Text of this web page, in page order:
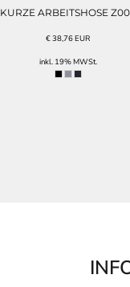
KURZE ARBEITSHOSE
€38,76EUR
inkl. 19% MWSt.